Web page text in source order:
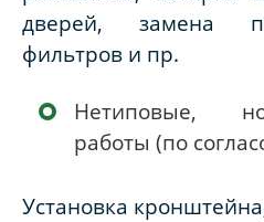
дверей, замена
фильтров и пр.
Нетиповые,
работы (по
Установка